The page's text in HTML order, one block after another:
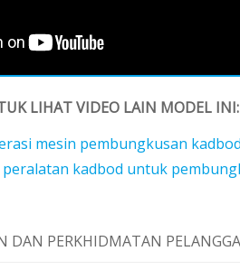
LIHAT VIDEO LAIN MODEL INI:
mesin pembungkusan
peralatan kadbod untuk
DAN PERKHIDMATAN